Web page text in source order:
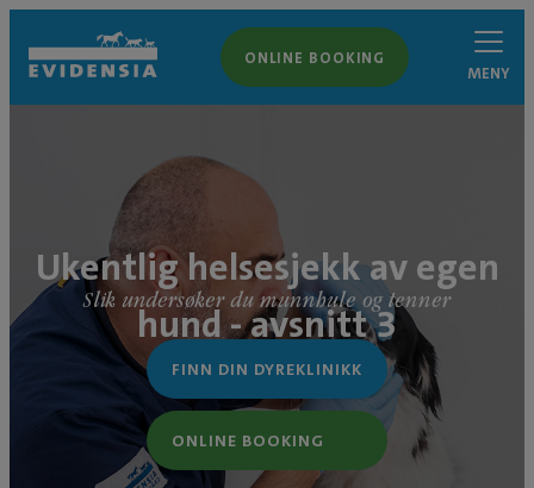
ONLINE BOOKING
MENY
Ukentlig helsesjekk av egen
hund - avsnitt 3
Slik undersøker du munnhule og tenner
FINN DIN DYREKLINIKK
ONLINE BOOKING